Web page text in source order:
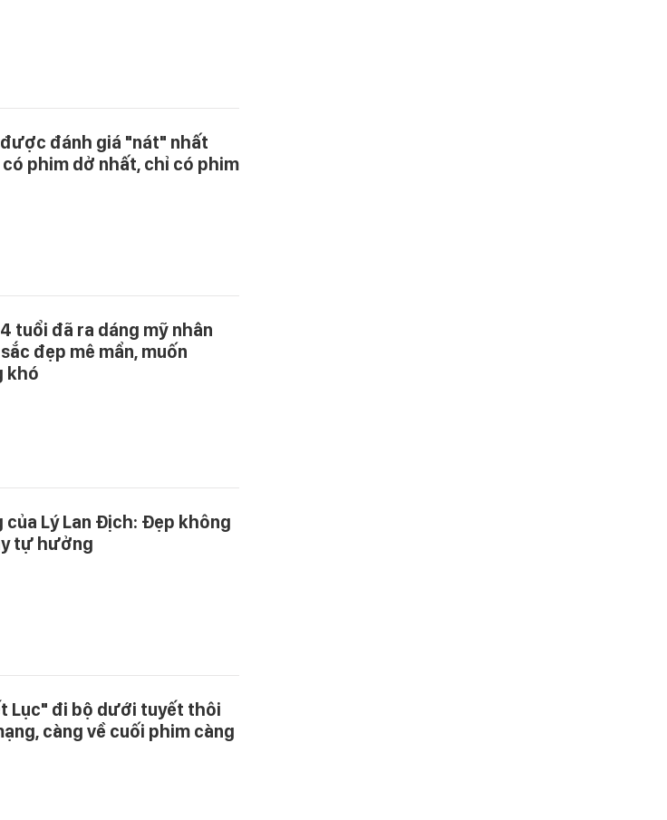
đánh giá "nát" nhất
phim dở nhất, chỉ có phim
tuổi đã ra dáng mỹ nhân
đẹp mê mẩn, muốn
khó
Lý Lan Địch: Đẹp không
tự hưởng
Lục" đi bộ dưới tuyết thôi
càng về cuối phim càng